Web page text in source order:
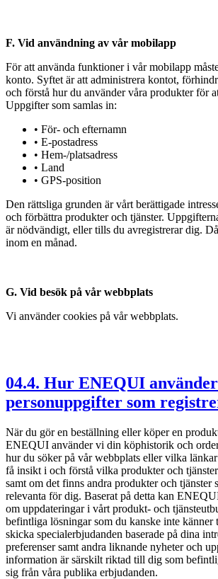
F. Vid användning av vår mobilapp
För att använda funktioner i vår mobilapp
konto. Syftet är att administrera kontot,
och förstå hur du använder våra produkter för
Uppgifter som samlas in:
• För- och efternamn
• E-postadress
• Hem-/platsadress
• Land
• GPS-position
Den rättsliga grunden är vårt berättigade
och förbättra produkter och tjänster.
är nödvändigt, eller tills du avregistrerar dig.
inom en månad.
G. Vid besök på vår webbplats
Vi använder cookies på vår webbplats.
04.4. Hur ENEQUI
personuppgifter som
När du gör en beställning eller köper en
ENEQUI använder vi din köphistorik och
hur du söker på vår webbplats eller vilka
få insikt i och förstå vilka produkter och
samt om det finns andra produkter och tjänster
relevanta för dig. Baserat på detta kan
om uppdateringar i vårt produkt- och
befintliga lösningar som du kanske inte
skicka specialerbjudanden baserade på dina
preferenser samt andra liknande nyheter och
information är särskilt riktad till dig som
sig från våra publika erbjudanden.